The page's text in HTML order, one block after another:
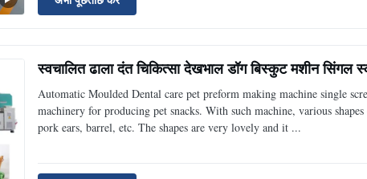
स्वचालित ढाला दंत चिकित्सा देखभाल डॉग बिस्कुट मशीन सिंगल
Automatic Moulded Dental care pet preform making machine single
machinery for producing pet snacks. With such machine, various
pork ears, barrel, etc. The shapes are very lovely and it ...